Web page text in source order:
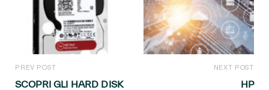
PREV POST
SCOPRI GLI HARD DISK
NEXT POST
HP